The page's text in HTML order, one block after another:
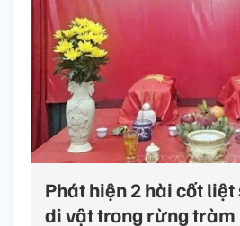
Phát hiện 2 hài cốt liệt
di vật trong rừng tràm